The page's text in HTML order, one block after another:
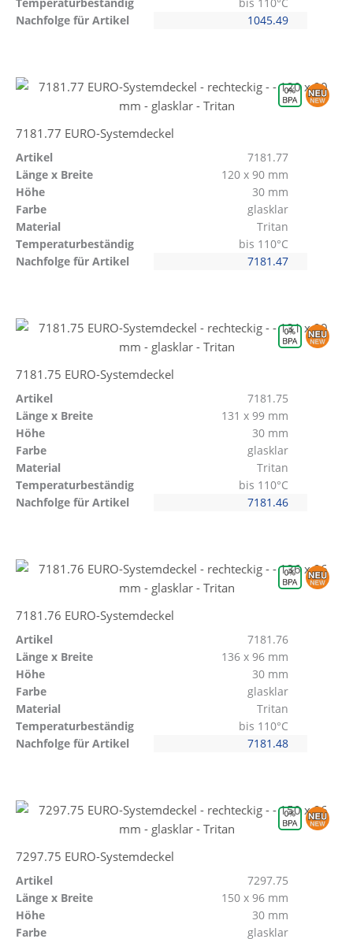
Nachfolge für Artikel
1045.49
7181.77 EURO-Systemdeckel
Artikel
7181.77
Länge x Breite
120 x 90 mm
Höhe
30 mm
Farbe
glasklar
Material
Tritan
Temperaturbeständig
bis 110°C
Nachfolge für Artikel
7181.47
7181.75 EURO-Systemdeckel
Artikel
7181.75
Länge x Breite
131 x 99 mm
Höhe
30 mm
Farbe
glasklar
Material
Tritan
Temperaturbeständig
bis 110°C
Nachfolge für Artikel
7181.46
7181.76 EURO-Systemdeckel
Artikel
7181.76
Länge x Breite
136 x 96 mm
Höhe
30 mm
Farbe
glasklar
Material
Tritan
Temperaturbeständig
bis 110°C
Nachfolge für Artikel
7181.48
7297.75 EURO-Systemdeckel
Artikel
7297.75
Länge x Breite
150 x 96 mm
Höhe
30 mm
Farbe
glasklar